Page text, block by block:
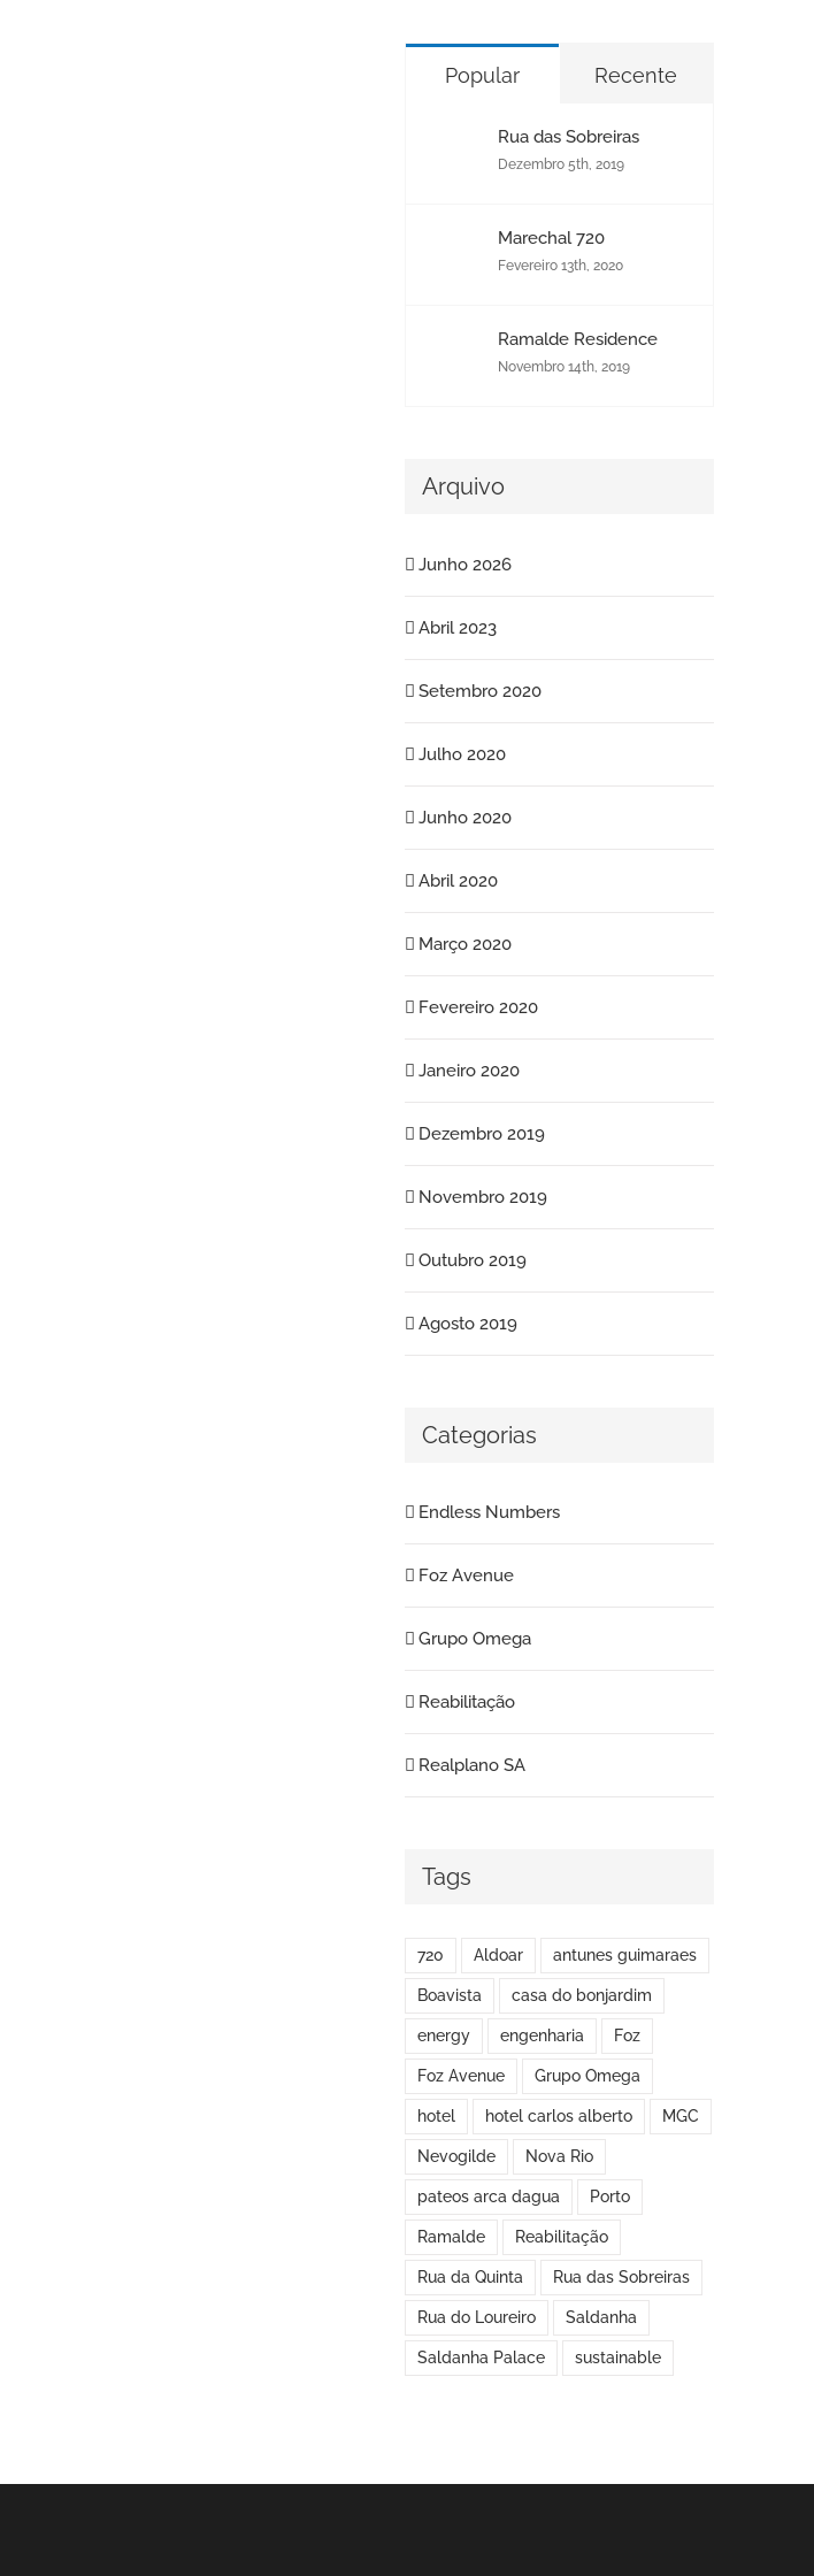
Popular Recente
Rua das Sobreiras
Dezembro 5th, 2019
Marechal 720
Fevereiro 13th, 2020
Ramalde Residence
Novembro 14th, 2019
Arquivo
Junho 2026
Abril 2023
Setembro 2020
Julho 2020
Junho 2020
Abril 2020
Março 2020
Fevereiro 2020
Janeiro 2020
Dezembro 2019
Novembro 2019
Outubro 2019
Agosto 2019
Categorias
Endless Numbers
Foz Avenue
Grupo Omega
Reabilitação
Realplano SA
Tags
720 Aldoar antunes guimaraes
Boavista casa do bonjardim
energy engenharia Foz
Foz Avenue Grupo Omega
hotel hotel carlos alberto MGC
Nevogilde Nova Rio
pateos arca dagua Porto
Ramalde Reabilitação
Rua da Quinta Rua das Sobreiras
Rua do Loureiro Saldanha
Saldanha Palace sustainable